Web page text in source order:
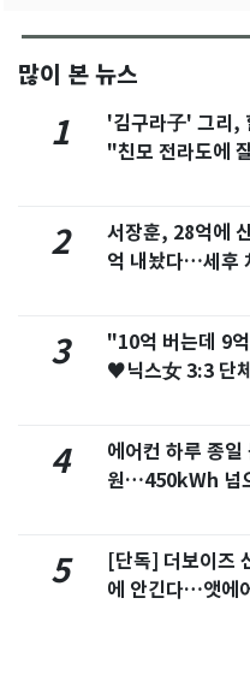
많이 본 뉴스
1
'김구라子' 그리,
"친모 전라도에
2
서장훈, 28억에
억 내놨다…세후
3
"10억 버는데 9
♥닉스女 3:3 단
4
에어컨 하루 종
원…450kWh 넘
5
[단독] 더보이즈
에 안긴다…앳에